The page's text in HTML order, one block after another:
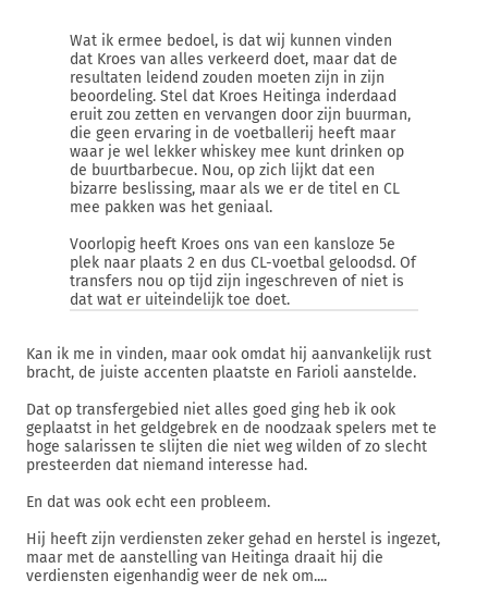
Wat ik ermee bedoel, is dat wij kunnen vinden
dat Kroes van alles verkeerd doet, maar dat de
resultaten leidend zouden moeten zijn in zijn
beoordeling. Stel dat Kroes Heitinga inderdaad
eruit zou zetten en vervangen door zijn buurman,
die geen ervaring in de voetballerij heeft maar
waar je wel lekker whiskey mee kunt drinken op
de buurtbarbecue. Nou, op zich lijkt dat een
bizarre beslissing, maar als we er de titel en CL
mee pakken was het geniaal.
Voorlopig heeft Kroes ons van een kansloze 5e
plek naar plaats 2 en dus CL-voetbal geloodsd. Of
transfers nou op tijd zijn ingeschreven of niet is
dat wat er uiteindelijk toe doet.
Kan ik me in vinden, maar ook omdat hij aanvankelijk rust
bracht, de juiste accenten plaatste en Farioli aanstelde.
Dat op transfergebied niet alles goed ging heb ik ook
geplaatst in het geldgebrek en de noodzaak spelers met te
hoge salarissen te slijten die niet weg wilden of zo slecht
presteerden dat niemand interesse had.
En dat was ook echt een probleem.
Hij heeft zijn verdiensten zeker gehad en herstel is ingezet,
maar met de aanstelling van Heitinga draait hij die
verdiensten eigenhandig weer de nek om....